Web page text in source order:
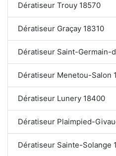
Dératiseur Trouy 18570
Dératiseur Graçay 18310
Dératiseur Saint-Germain-
Dératiseur Menetou-Salon
Dératiseur Lunery 18400
Dératiseur Plaimpied-
Dératiseur Sainte-Solange